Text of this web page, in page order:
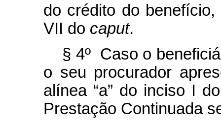
do crédito do
VII do caput.
§ 4º Caso o
o seu procurador
alínea “a” do inciso I
Prestação Continuada